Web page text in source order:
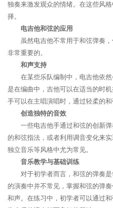
独奏来激发观众的情绪。在这些风
择。
电吉他和弦的应用
虽然电吉他不常用于和弦弹奏
非常重要的。
和声支持
在某些乐队编制中，电吉他依
是在编曲中，吉他可以在适当的时
手可以在主唱演唱时，通过轻柔的
创造独特的音效
一些电吉他手通过和弦的创新
的和弦指法，或者利用调音变化来
独立音乐等风格中尤为常见。
音乐教学与基础训练
对于初学者而言，和弦的弹奏
的演奏中并不常见，掌握和弦的弹
和声。在练习中，初学者可以通过